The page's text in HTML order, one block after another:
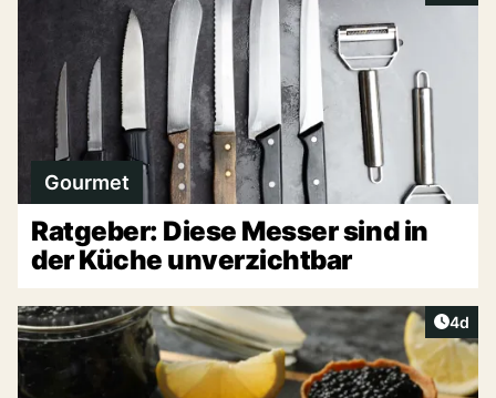
Gourmet
Ratgeber: Diese Messer sind in
der Küche unverzichtbar
4d